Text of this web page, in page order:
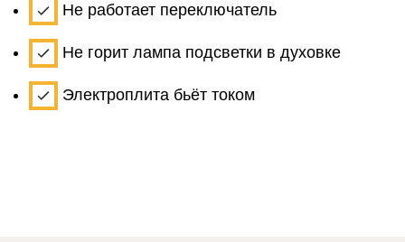
Не работает переключатель
Не горит лампа подсветки в духовке
Электроплита бьёт током